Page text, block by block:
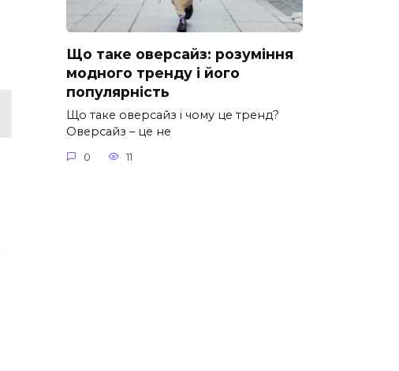
Що таке оверсайз: розуміння
модного тренду і його
популярність
Що таке оверсайз і чому це тренд?
Оверсайз – це не
0 11